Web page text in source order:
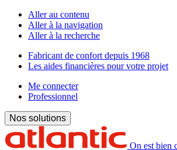
Aller au contenu
Aller à la navigation
Aller à la recherche
Fabricant de confort depuis 1968
Les aides financières pour votre projet
Me connecter
Professionnel
Nos solutions
On est bien